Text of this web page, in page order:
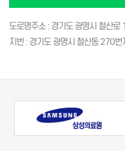
도로명주소 : 경기도 광명시 철산
지번 : 경기도 광명시 철산동 270